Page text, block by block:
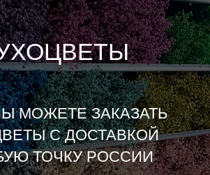
МОЖЕТЕ ЗАКАЗАТЬ
С ДОСТАВКОЙ
ТОЧКУ РОССИИ